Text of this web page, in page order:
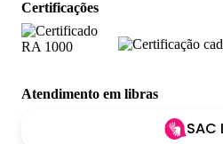
Certificações
Atendimento em libras
SAC